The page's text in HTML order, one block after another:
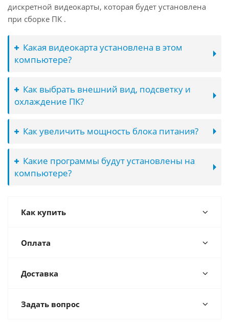
дискретной видеокарты, которая будет установлена
при сборке ПК .
Какая видеокарта установлена в этом
компьютере?
Как выбрать внешний вид, подсветку и
охлаждение ПК?
Как увеличить мощность блока питания?
Какие программы будут установлены на
компьютере?
Как купить
Оплата
Доставка
Задать вопрос